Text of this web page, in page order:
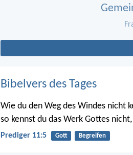
Bibelvers des Tages
Wie du den Weg des Windes nicht
so kennst du das Werk Gottes
Prediger 11:5 Gott Begreifen